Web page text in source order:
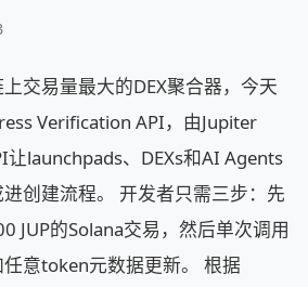
交易量最大的DEX聚合器，今天
Verification API，由Jupiter
让launchpads、DEXs和AI Agents
创建流程。 开发者只需三步：先
JUP的Solana交易，然后单次调用
意token元数据更新。 根据